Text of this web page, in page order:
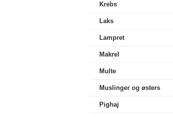
Krebs
Laks
Lampret
Makrel
Multe
Muslinger og østers
Pighaj